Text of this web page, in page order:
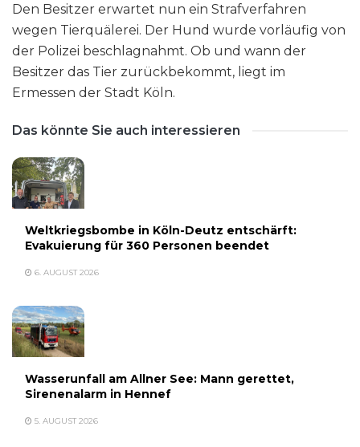
Den Besitzer erwartet nun ein Strafverfahren
wegen Tierquälerei. Der Hund wurde vorläufig von
der Polizei beschlagnahmt. Ob und wann der
Besitzer das Tier zurückbekommt, liegt im
Ermessen der Stadt Köln.
Das könnte Sie auch interessieren
Weltkriegsbombe in Köln-Deutz entschärft:
Evakuierung für 360 Personen beendet
6. AUGUST 2026
Wasserunfall am Allner See: Mann gerettet,
Sirenenalarm in Hennef
5. AUGUST 2026